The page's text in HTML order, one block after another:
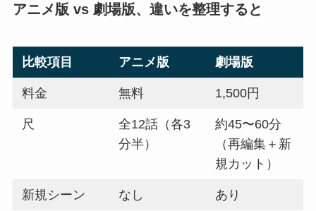
アニメ版 vs 劇場版、違いを整理すると
比較項目 アニメ版 劇場版
料金 無料 1,500円
尺
全12話（各3
分半）
約45〜60分
（再編集＋新
規カット）
新規シーン なし あり